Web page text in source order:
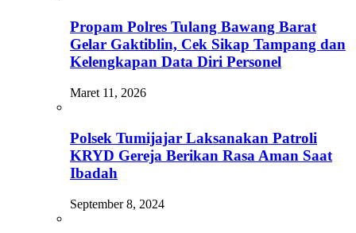
Propam Polres Tulang Bawang Barat
Gelar Gaktiblin, Cek Sikap Tampang dan
Kelengkapan Data Diri Personel
Maret 11, 2026
Polsek Tumijajar Laksanakan Patroli
KRYD Gereja Berikan Rasa Aman Saat
Ibadah
September 8, 2024